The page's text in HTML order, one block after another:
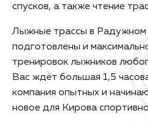
спусков, а также чтение
Лыжные трассы в Радужном
подготовлены и
тренировок лыжников
Вас ждёт большая 1,5
компания опытных и
новое для Кирова